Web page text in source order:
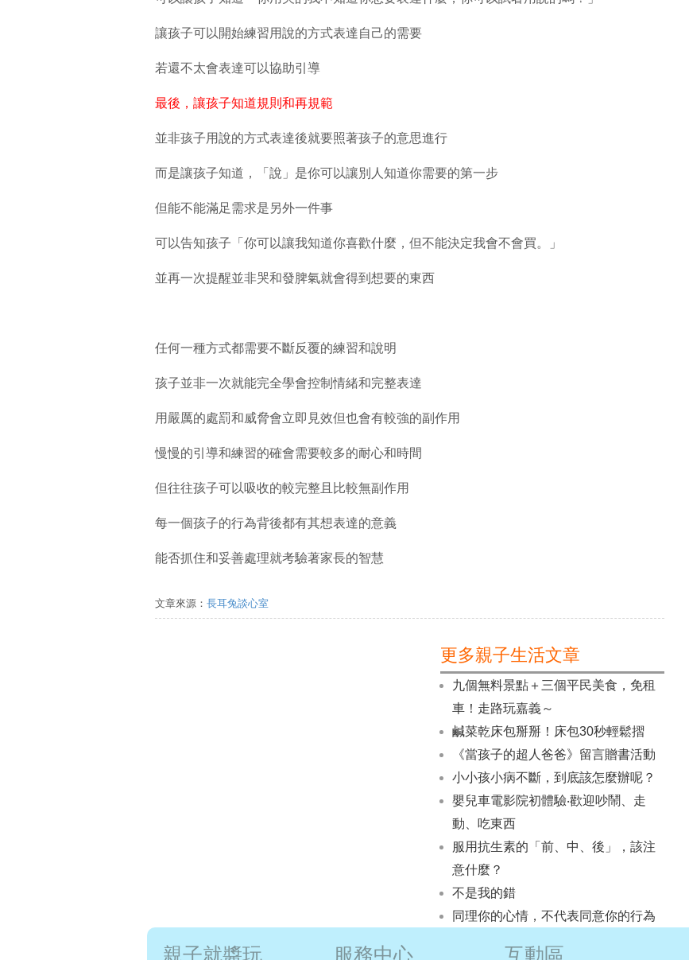
讓孩子可以開始練習用說的方式表達自己的需要
若還不太會表達可以協助引導
最後，讓孩子知道規則和再規範
並非孩子用說的方式表達後就要照著孩子的意思進行
而是讓孩子知道，「說」是你可以讓別人知道你需要的第一步
但能不能滿足需求是另外一件事
可以告知孩子「你可以讓我知道你喜歡什麼，但不能決定我會不會買。」
並再一次提醒並非哭和發脾氣就會得到想要的東西
任何一種方式都需要不斷反覆的練習和說明
孩子並非一次就能完全學會控制情緒和完整表達
用嚴厲的處罰和威脅會立即見效但也會有較強的副作用
慢慢的引導和練習的確會需要較多的耐心和時間
但往往孩子可以吸收的較完整且比較無副作用
每一個孩子的行為背後都有其想表達的意義
能否抓住和妥善處理就考驗著家長的智慧
文章來源： 長耳兔談心室
更多親子生活文章
九個無料景點＋三個平民美食，免租
車！走路玩嘉義～
鹹菜乾床包掰掰！床包30秒輕鬆摺
《當孩子的超人爸爸》留言贈書活動
小小孩小病不斷，到底該怎麼辦呢？
嬰兒車電影院初體驗‧歡迎吵鬧、走
動、吃東西
服用抗生素的「前、中、後」，該注
意什麼？
不是我的錯
同理你的心情，不代表同意你的行為
親子就醬玩 服務中心 互動區